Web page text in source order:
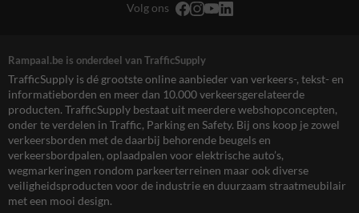
Volg ons
Rampaal.be is onderdeel van TrafficSupply
TrafficSupply is dé grootste online aanbieder van verkeers-, tekst- en
informatieborden en meer dan 10.000 verkeersgerelateerde
producten. TrafficSupply bestaat uit meerdere webshopconcepten,
onder te verdelen in Traffic, Parking en Safety. Bij ons koop je zowel
verkeersborden met de daarbij behorende beugels en
verkeersbordpalen, oplaadpalen voor elektrische auto’s,
wegmarkeringen rondom parkeerterreinen maar ook diverse
veiligheidsproducten voor de industrie en duurzaam straatmeubilair
met een mooi design.